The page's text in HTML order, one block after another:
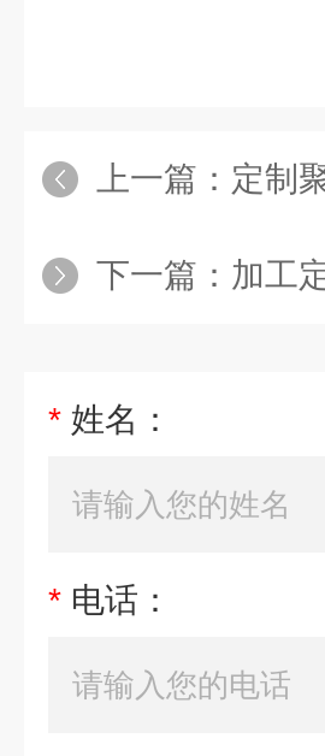
上一篇： 定制
下一篇： 加工
* 姓名：
* 电话：